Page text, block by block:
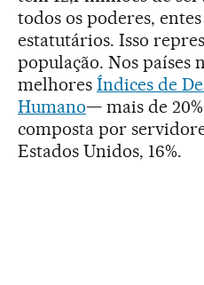
todos os poderes,
estatutários. Isso
população. Nos países
melhores Índices de
Humano— mais de
composta por
Estados Unidos, 16%.